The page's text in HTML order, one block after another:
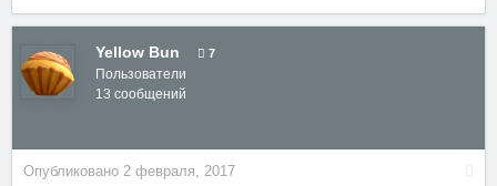
Yellow Bun 7
Пользователи
13 сообщений
Опубликовано 2 февраля, 2017